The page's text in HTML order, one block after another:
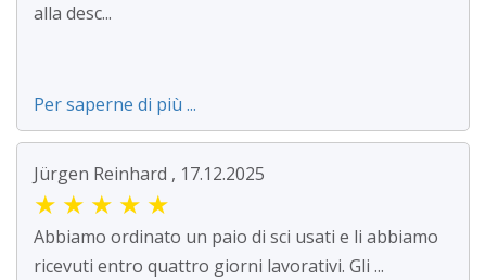
alla desc...
Per saperne di più ...
Jürgen Reinhard , 17.12.2025
★ ★ ★ ★ ★
Abbiamo ordinato un paio di sci usati e li abbiamo
ricevuti entro quattro giorni lavorativi. Gli ...